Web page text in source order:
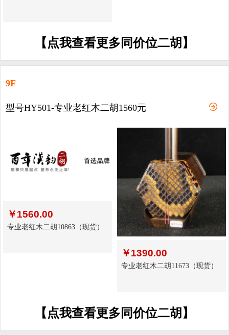
【点我查看更多同价位二胡】
9F
型号HY501-专业老红木二胡1560元
￥1560.00
专业老红木二胡10863（现货）
￥1390.00
专业老红木二胡11673（现货）
【点我查看更多同价位二胡】